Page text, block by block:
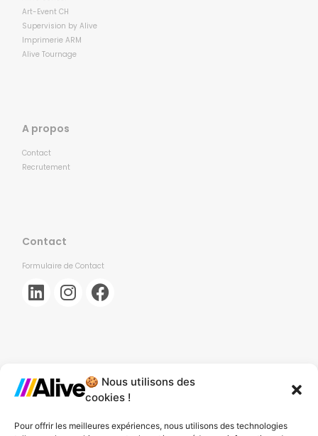
🍪 Nous utilisons des
cookies !
Pour offrir les meilleures expériences, nous utilisons des technologies
Art-Event CH
Supervision by Alive
Imprimerie ARM
Alive Tournage
A propos
Contact
Recrutement
Contact
Formulaire de Contact
Agence de Lille